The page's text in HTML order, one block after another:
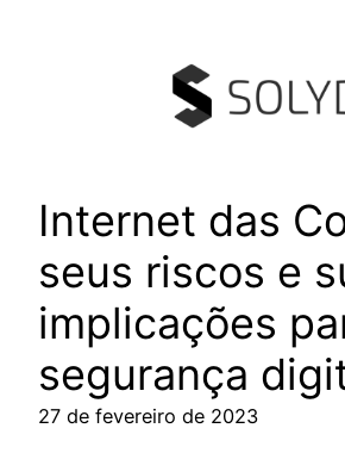
Internet das
seus riscos e
implicações
segurança
27 de fevereiro de 2023